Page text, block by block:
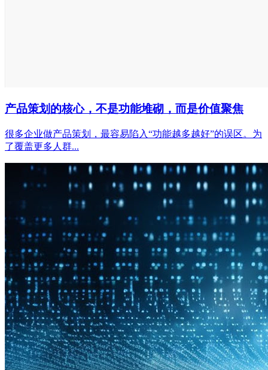
产品策划的核心，不是功能堆砌，而是价值聚焦
很多企业做产品策划，最容易陷入“功能越多越好”的误区。为
了覆盖更多人群...